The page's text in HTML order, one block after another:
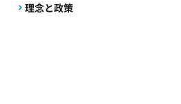
理念と政策